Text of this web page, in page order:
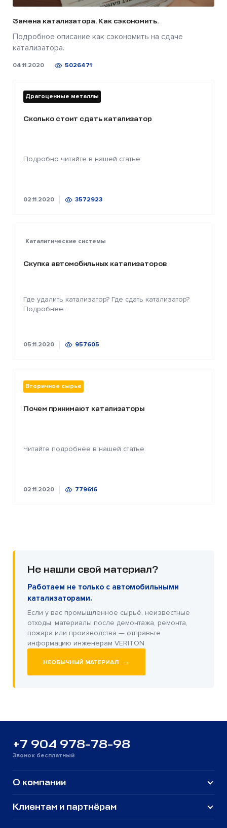
Замена катализатора. Как сэкономить.
Подробное описание как сэкономить на сдаче
катализатора.
04.11.2020 5026471
Драгоценные металлы
Сколько стоит сдать катализатор
Подробно читайте в нашей статье.
02.11.2020 3572923
Каталитические системы
Скупка автомобильных катализаторов
Где удалить катализатор? Где сдать катализатор?
Подробнее...
05.11.2020 957605
Вторичное сырье
Почем принимают катализаторы
Читайте подробнее в нашей статье.
02.11.2020 779616
Не нашли свой материал?
Работаем не только с автомобильными
катализаторами.
Если у вас промышленное сырьё, неизвестные
отходы, материалы после демонтажа, ремонта,
пожара или производства — отправьте
информацию инженерам VERITON.
НЕОБЫЧНЫЙ МАТЕРИАЛ →
+7 904 978-78-98
Звонок бесплатный
О компании
Клиентам и партнёрам